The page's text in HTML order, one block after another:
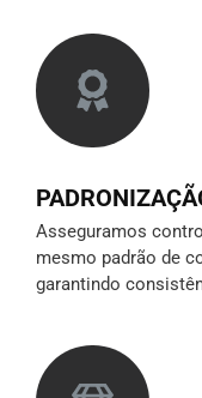
Asseguramos
mesmo padrão de
garantindo